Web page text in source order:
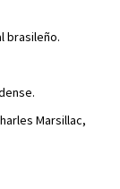
brasileño.
Marsillac,